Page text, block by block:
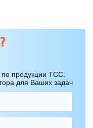
продукции ТСС.
для Ваших задач